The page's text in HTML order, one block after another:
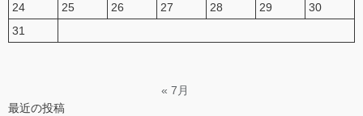
24
25 26 27 28 29
30
31
« 7月
最近の投稿